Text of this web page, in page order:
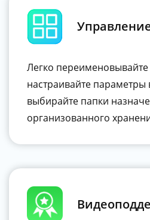
Легко
настраивайте параметры
выбирайте папки
организованного